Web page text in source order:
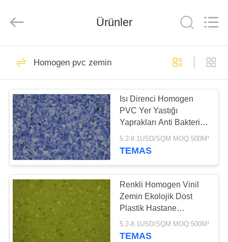
EVDE
ÜRÜN
VR
GÖSTERISI
BIZIM
HAKKIMIZDA
FABRIKA
TURU
Rights
by
Esnek PVC zemin
Lüks Vinyl Plakalı
Zemin
18
Ürünler
Homogen pvc zemin
Isı Direnci Homogen
PVC Yer Yastığı
Yaprakları Anti Bakteri
Kaymaz
5.2-8.1USD/SQM MOQ:500M²
TEMAS
Renkli Homogen Vinil
Zemin Ekolojik Dost
Plastik Hastane
Kütüphanesi
5.2-8.1USD/SQM MOQ:500M²
TEMAS